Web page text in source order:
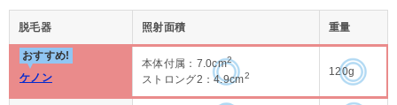
脱毛器 照射面積 重量
おすすめ!
ケノン
本体付属：7.0cm2
ストロング2：4.9cm2 120g